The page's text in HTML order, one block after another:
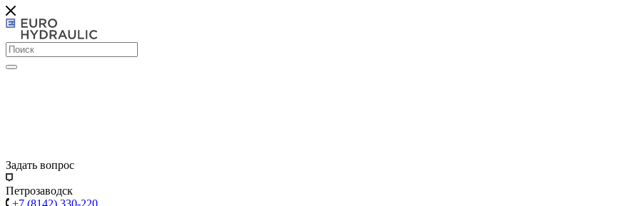
Задать вопрос
Петрозаводск
+7 (8142) 330-220